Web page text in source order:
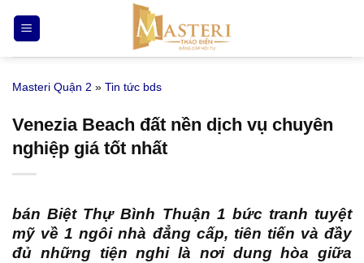
qua
nội
Masteri Quận 2 » Tin tức bds
Venezia Beach đất nền dịch vụ chuyên
nghiệp giá tốt nhất
bán Biệt Thự Bình Thuận 1 bức tranh tuyệt
mỹ về 1 ngôi nhà đẳng cấp, tiên tiến và đầy
đủ những tiện nghi là nơi dung hòa giữa